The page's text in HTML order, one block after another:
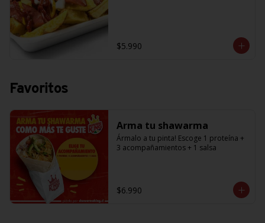
$5.990
Favoritos
Arma tu shawarma
Ármalo a tu pinta! Escoge 1 proteína +
3 acompañamientos + 1 salsa
$6.990